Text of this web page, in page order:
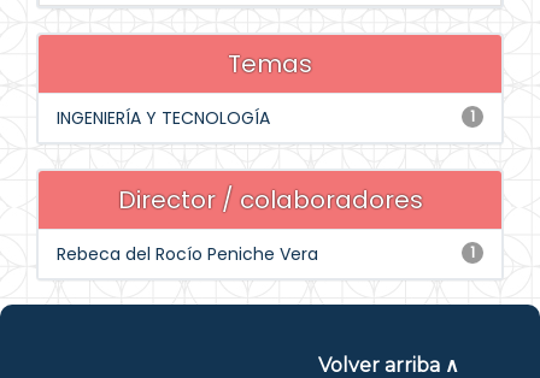
Temas
1
INGENIERÍA Y TECNOLOGÍA
Director / colaboradores
1
Rebeca del Rocío Peniche Vera
Volver arriba ∧